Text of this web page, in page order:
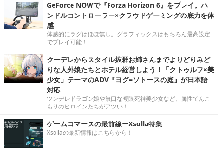
GeForce NOWで『Forza Horizon 6』をプレイ。ハ
ンドルコントローラー×クラウドゲーミングの底力を体
感
体感的にラグはほぼ無し。グラフィックスはもちろん最高設定
でプレイ可能！
クーデレからスタイル抜群お姉さんまでよりどりみど
りな人外娘たちとホテル経営しよう！「クトゥルフ×美
少女」テーマのADV『ヨグ=ソトースの庭』が日本語
対応
ツンデレドラゴン娘や無口な複眼死神美少女など、属性てんこ
もりのヒロインたちがアツい！
ゲームコマースの最前線ーXsolla特集
Xsollaの最新情報はこちらから！